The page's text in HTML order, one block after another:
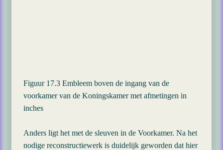
Figuur 17.3 Embleem boven de ingang van de
voorkamer van de Koningskamer met afmetingen in
inches
Anders ligt het met de sleuven in de Voorkamer. Na het
nodige reconstructiewerk is duidelijk geworden dat hier